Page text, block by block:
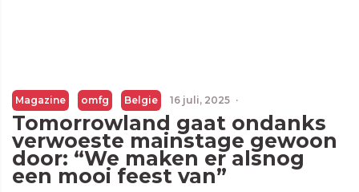
Magazine omfg Belgie 16 juli, 2025 ·
Tomorrowland gaat ondanks
verwoeste mainstage gewoon
door: “We maken er alsnog
een mooi feest van”